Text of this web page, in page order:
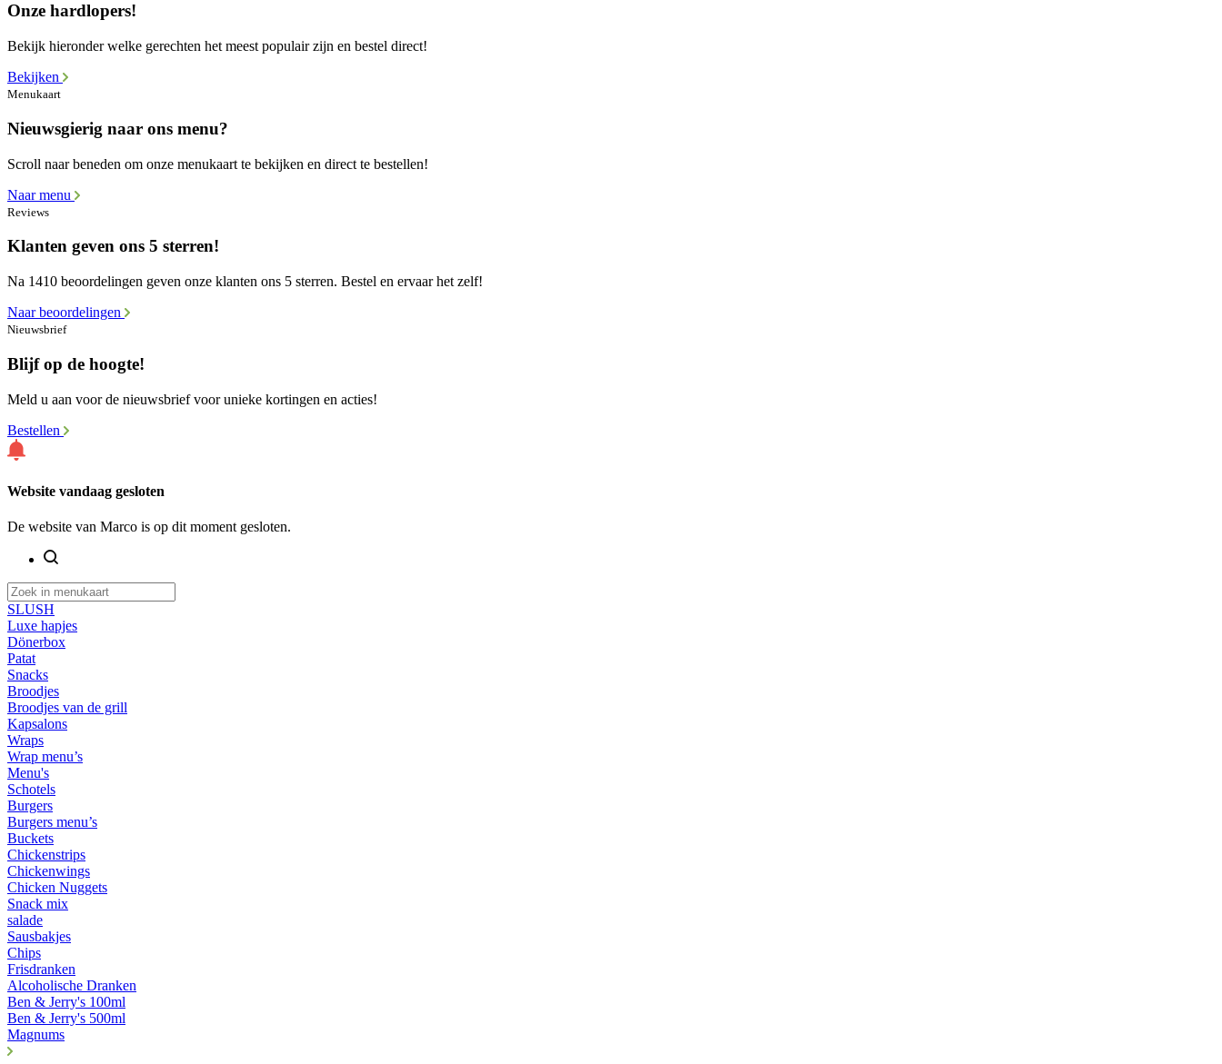
Onze hardlopers!
Bekijk hieronder welke gerechten het meest populair zijn en bestel direct!
Bekijken
Menukaart
Nieuwsgierig naar ons menu?
Scroll naar beneden om onze menukaart te bekijken en direct te bestellen!
Naar menu
Reviews
Klanten geven ons 5 sterren!
Na 1410 beoordelingen geven onze klanten ons 5 sterren. Bestel en ervaar het zelf!
Naar beoordelingen
Nieuwsbrief
Blijf op de hoogte!
Meld u aan voor de nieuwsbrief voor unieke kortingen en acties!
Bestellen
Website vandaag gesloten
De website van Marco is op dit moment gesloten.
SLUSH
Luxe hapjes
Dönerbox
Patat
Snacks
Broodjes
Broodjes van de grill
Kapsalons
Wraps
Wrap menu’s
Menu's
Schotels
Burgers
Burgers menu’s
Buckets
Chickenstrips
Chickenwings
Chicken Nuggets
Snack mix
salade
Sausbakjes
Chips
Frisdranken
Alcoholische Dranken
Ben & Jerry's 100ml
Ben & Jerry's 500ml
Magnums